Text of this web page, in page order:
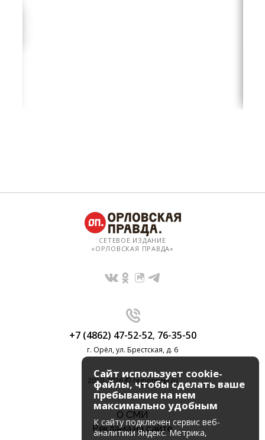
СЕТЕВОЕ ИЗДАНИЕ
«ОРЛОВСКАЯ ПРАВДА»
+7 (4862) 47-52-52, 76-35-50
г. Орёл, ул. Брестская, д. 6
2010-2026 © regionorel.ru
О СМИ
Реклама на сайте
Сайт использует cookie-
файлы, чтобы сделать ваше
пребывание на нем
максимально удобным
К cайту подключен сервис веб-
аналитики Яндекс. Метрика,